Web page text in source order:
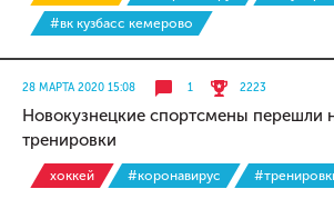
#вк кузбасс кемерово
28 МАРТА 2020 15:08 1 2223
Новокузнецкие спортсмены перешли
тренировки
хоккей #коронавирус